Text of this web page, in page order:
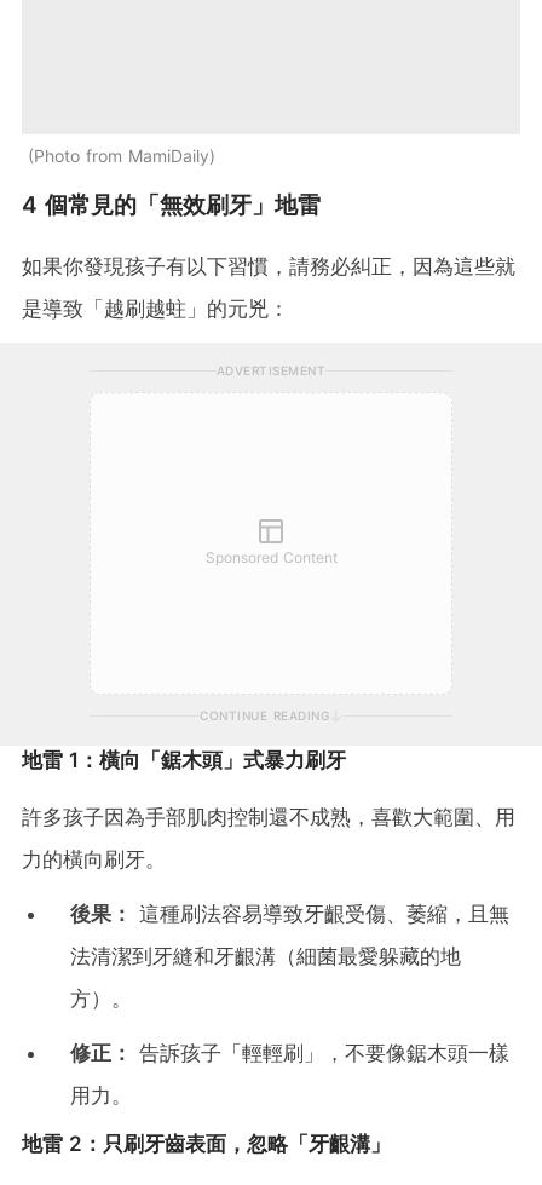
Photo from MamiDaily
4 個常見的「無效刷牙」地雷
如果你發現孩子有以下習慣，請務必糾正，因為這些就
是導致「越刷越蛀」的元兇：
ADVERTISEMENT
Sponsored Content
CONTINUE READING
地雷 1：橫向「鋸木頭」式暴力刷牙
許多孩子因為手部肌肉控制還不成熟，喜歡大範圍、用
力的橫向刷牙。
後果： 這種刷法容易導致牙齦受傷、萎縮，且無
法清潔到牙縫和牙齦溝（細菌最愛躲藏的地
方）。
修正： 告訴孩子「輕輕刷」，不要像鋸木頭一樣
用力。
地雷 2：只刷牙齒表面，忽略「牙齦溝」